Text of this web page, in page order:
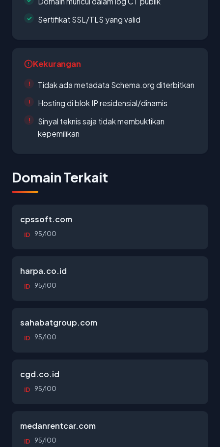
Sertifikat SSL/TLS yang valid
Kekurangan
Tidak ada metadata Schema.org diterbitkan
Hosting di blok IP residensial/dinamis
Sinyal teknis saja tidak membuktikan
kepemilikan
Domain Terkait
cpssoft.com
ID 95/100
harpa.co.id
ID 95/100
sahabatgroup.com
ID 95/100
cgd.co.id
ID 95/100
medanrentcar.com
ID 95/100